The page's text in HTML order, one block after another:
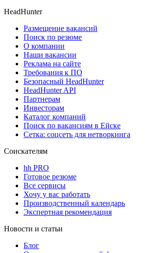
HeadHunter
Размещение вакансий
Поиск по резюме
О компании
Наши вакансии
Реклама на сайте
Требования к ПО
Безопасный HeadHunter
HeadHunter API
Партнерам
Инвесторам
Каталог компаний
Поиск по вакансиям в Ейске
Сетка: соцсеть для нетворкинга
Соискателям
hh PRO
Готовое резюме
Все сервисы
Хочу у вас работать
Производственный календарь
Экспертная рекомендация
Новости и статьи
Блог